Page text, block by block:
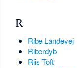
R
Ribe Landevej
Riberdyb
Riis Toft